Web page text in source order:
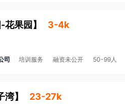
花果园 】 3-4k
司 培训服务 融资未公开 50-99人
湾】 23-27k